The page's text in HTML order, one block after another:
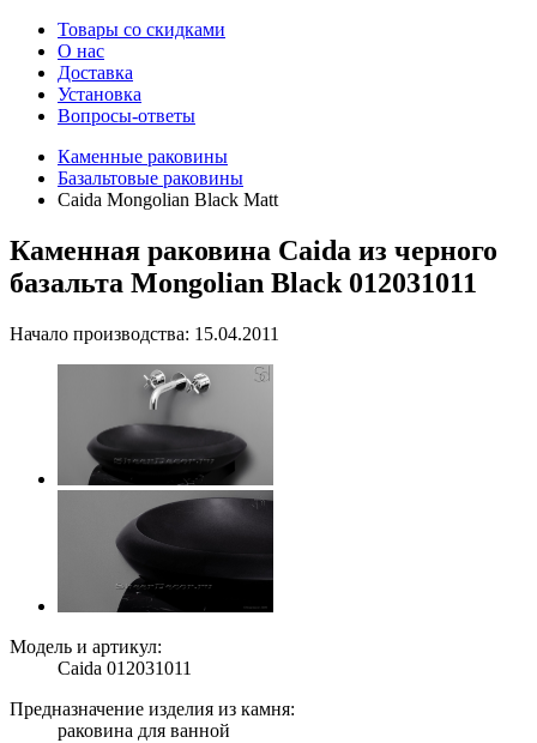
Товары со скидками
О нас
Доставка
Установка
Вопросы-ответы
Каменные раковины
Базальтовые раковины
Caida Mongolian Black Matt
Каменная раковина Caida из черного
базальта Mongolian Black 012031011
Начало производства: 15.04.2011
Модель и артикул:
Caida 012031011
Предназначение изделия из камня:
раковина для ванной